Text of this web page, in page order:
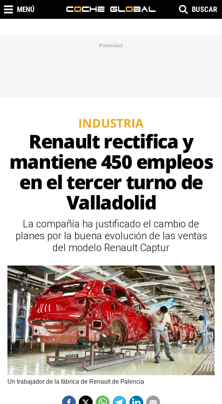
MENÚ BUSCAR
INDUSTRIA
Renault rectifica y
mantiene 450 empleos
en el tercer turno de
Valladolid
La compañía ha justificado el cambio de
planes por la buena evolución de las ventas
del modelo Renault Captur
Un trabajador de la fábrica de Renault de Palencia